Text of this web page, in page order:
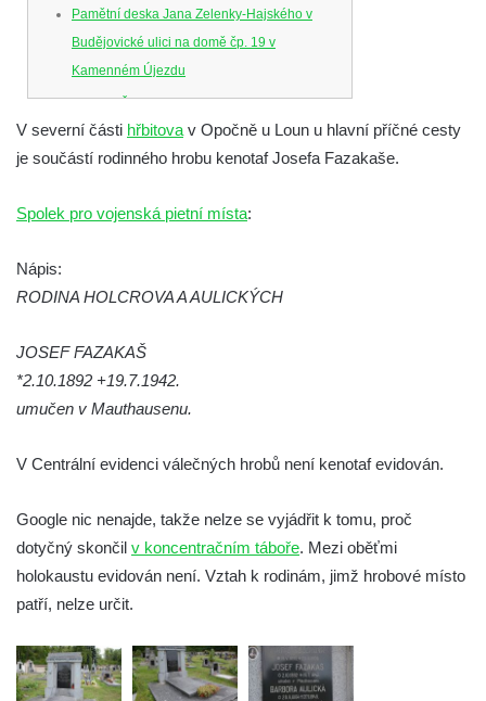
Pamětní deska Jana Zelenky-Hajského v
Budějovické ulici na domě čp. 19 v
Kamenném Újezdu
Kamenném Újezdě
Kenotaf Václava B. Hájka na starém
Kenotaf Jana Mojžiše na hřbitově ve
Kenotaf Josefa Jílka na hřbitově ve
Velešíně
Hrob Jana Foitla na hřbitově ve Velešíně
Pomník obětem 2. světové války na hřbitově
u kostela svatého Václava ve Velešíně
Pamětní deska 240 MILES TO FREEDOM u
pomníku obětem válek na náměstí J. V.
Pomník obětem 1. a 2. světové války na
náměstí J. V. Kamarýta ve Velešíně
V severní části hřbitova v Opočně u Loun u hlavní příčné cesty
je součástí rodinného hrobu kenotaf Josefa Fazakaše.
Spolek pro vojenská pietní místa:
Nápis:
RODINA HOLCROVA A AULICKÝCH
JOSEF FAZAKAŠ
*2.10.1892 +19.7.1942.
umučen v Mauthausenu.
V Centrální evidenci válečných hrobů není kenotaf evidován.
Google nic nenajde, takže nelze se vyjádřit k tomu, proč
dotyčný skončil v koncentračním táboře. Mezi oběťmi
holokaustu evidován není. Vztah k rodinám, jimž hrobové místo
patří, nelze určit.